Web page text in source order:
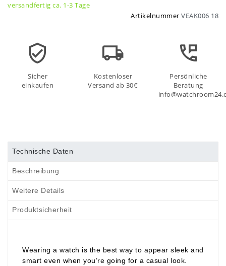
versandfertig ca. 1-3 Tage
Artikelnummer VEAK006 18
Sicher
einkaufen
Kostenloser
Versand ab 30€
Persönliche
Beratung
Technische Daten
Beschreibung
Weitere Details
Produktsicherheit
Wearing a watch is the best way to appear sleek and
smart even when you’re going for a casual look.